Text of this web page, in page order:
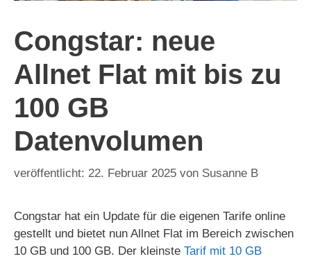
Congstar: neue
Allnet Flat mit bis zu
100 GB
Datenvolumen
22. Februar 2025 von Susanne B
Congstar hat ein Update für die eigenen Tarife online
gestellt und bietet nun Allnet Flat im Bereich zwischen
10 GB und 100 GB. Der kleinste Tarif mit 10 GB